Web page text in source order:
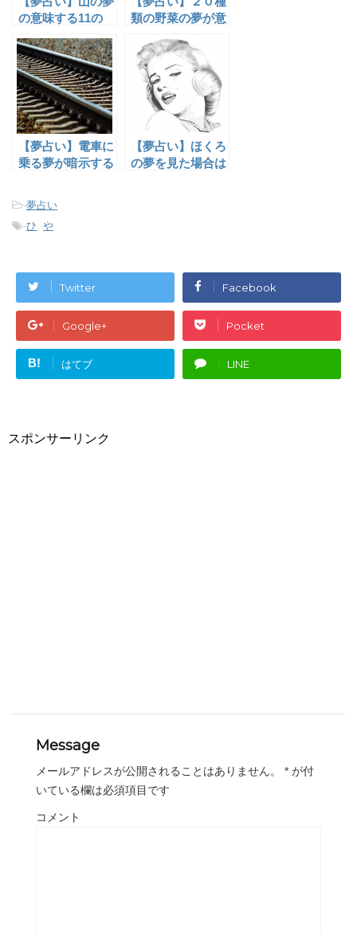
の意味する11の
夢！
類の野菜の夢が意
は？
【夢占い】電車に
乗る夢が暗示する
【夢占い】ほくろ
の夢を見た場合は
-夢占い
-ひ, や
Twitter Facebook
Google+ Pocket
B! はてブ LINE
スポンサーリンク
Message
メールアドレスが公開されることはありません。 * が付
いている欄は必須項目です
コメント